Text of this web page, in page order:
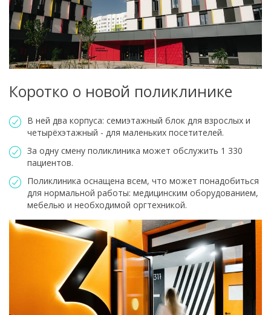
Коротко о новой поликлинике
В ней два корпуса: семиэтажный блок для взрослых и
четырёхэтажный - для маленьких посетителей.
За одну смену поликлиника может обслужить 1 330
пациентов.
Поликлиника оснащена всем, что может понадобиться
для нормальной работы: медицинским оборудованием,
мебелью и необходимой оргтехникой.